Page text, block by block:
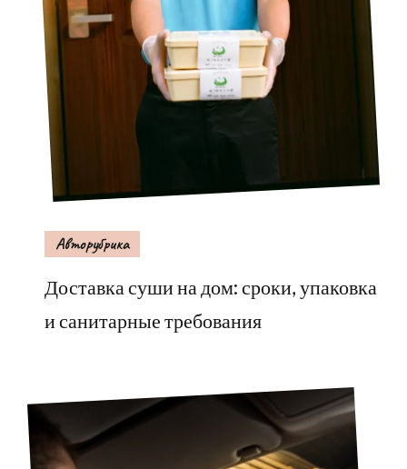
Авторубрика
Доставка суши на дом: сроки, упаковка
и санитарные требования